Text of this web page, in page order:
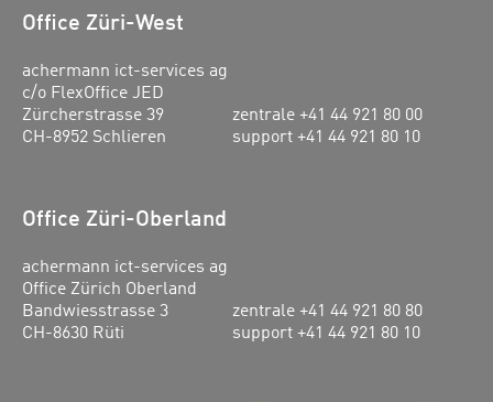
Office Züri-West
achermann ict-services ag
c/o FlexOffice JED
Zürcherstrasse 39
CH-8952 Schlieren
zentrale +41 44 921 80 00
support +41 44 921 80 10
Office Züri-Oberland
achermann ict-services ag
Office Zürich Oberland
Bandwiesstrasse 3
CH-8630 Rüti
zentrale +41 44 921 80 80
support +41 44 921 80 10